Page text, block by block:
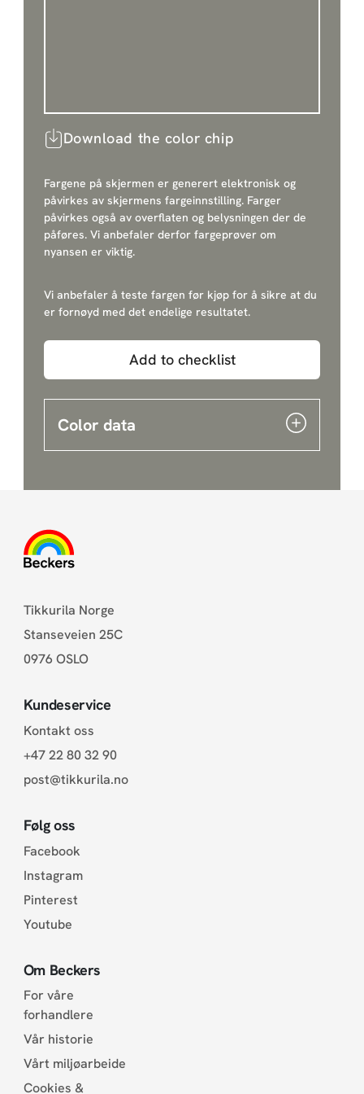
Download the color chip
Fargene på skjermen er generert elektronisk og
påvirkes av skjermens fargeinnstilling. Farger
påvirkes også av overflaten og belysningen der de
påføres. Vi anbefaler derfor fargeprøver om
nyansen er viktig.
Vi anbefaler å teste fargen før kjøp for å sikre at du
er fornøyd med det endelige resultatet.
Add to checklist
Color data
Tikkurila Norge
Stanseveien 25C
0976 OSLO
Kundeservice
Kontakt oss
+47 22 80 32 90
post@tikkurila.no
Følg oss
Facebook
Instagram
Pinterest
Youtube
Om Beckers
For våre
forhandlere
Vår historie
Vårt miljøarbeide
Cookies &